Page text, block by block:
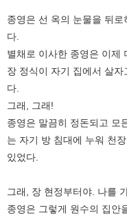
종영은 선 옥의 눈물을 뒤
다.
별채로 이사한 종영은 이제
장 정식이 자기 집에서 살
다.
그래, 그래!
종영은 말끔히 정돈되고 모
는 자기 방 침대에 누워 천
있었다.
그래, 장 현정부터야. 나를
종영은 그렇게 원수의 집안